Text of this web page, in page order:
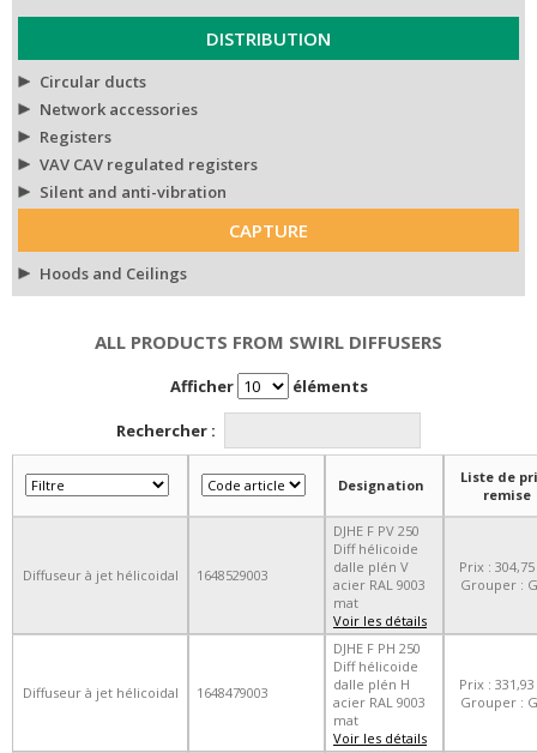
DISTRIBUTION
Circular ducts
Network accessories
Registers
VAV CAV regulated registers
Silent and anti-vibration
CAPTURE
Hoods and Ceilings
ALL PRODUCTS FROM SWIRL DIFFUSERS
Afficher éléments
Rechercher :
Designation
Liste de
remise
Diffuseur à jet hélicoidal 1648529003
DJHE F PV 250
Diff hélicoide
dalle plén V
acier RAL 9003
mat
Voir les détails
Prix :
Grouper :
Diffuseur à jet hélicoidal 1648479003
DJHE F PH 250
Diff hélicoide
dalle plén H
acier RAL 9003
mat
Voir les détails
Prix :
Grouper :